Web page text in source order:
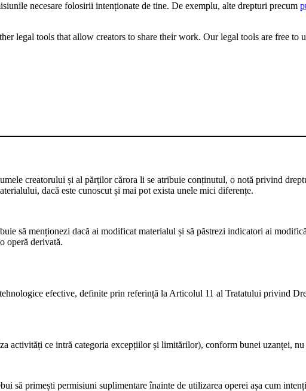
necesare folosirii intenționate de tine. De exemplu, alte drepturi precum
legal tools that allow creators to share their work. Our legal tools are free to
creatorului și al părților cărora li se atribuie conținutul, o notă privind
dacă este cunoscut și mai pot exista unele mici diferențe.
să menționezi dacă ai modificat materialul și să păstrezi indicatori ai
operă derivată.
efective, definite prin referință la Articolul 11 al Tratatului privind
activități ce intră categoria excepțiilor și limitărilor), conform bunei uzanței, nu
să primești permisiuni suplimentare înainte de utilizarea operei așa cum